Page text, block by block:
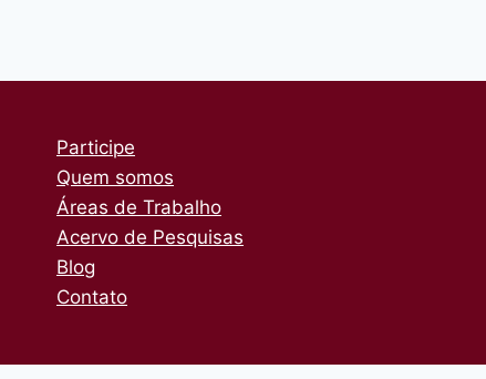
Participe
Quem somos
Áreas de Trabalho
Acervo de Pesquisas
Blog
Contato